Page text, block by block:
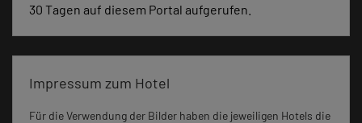
30 Tagen auf diesem Portal aufgerufen.
Impressum zum Hotel
Für die Verwendung der Bilder haben die jeweiligen Hotels die